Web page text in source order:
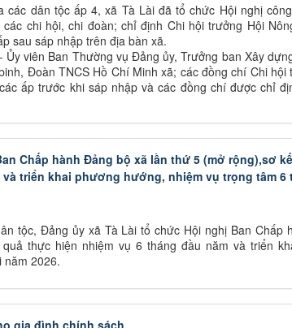
các dân tộc ấp 4, xã Tà Lài đã tổ chức Hội nghị
chi hội, chi đoàn; chỉ định Chi hội trưởng Hội
sau sáp nhập trên địa bàn xã.
viên Ban Thường vụ Đảng ủy, Trưởng ban Xây
Đoàn TNCS Hồ Chí Minh xã; các đồng chí Chi hội
ấp trước khi sáp nhập và các đồng chí được chỉ
Chấp hành Đảng bộ xã lần thứ 5 (mở rộng),sơ
triển khai phương hướng, nhiệm vụ trọng tâm 6
tộc, Đảng ủy xã Tà Lài tổ chức Hội nghị Ban Chấp
thực hiện nhiệm vụ 6 tháng đầu năm và triển
năm 2026.
gia đình chính sách